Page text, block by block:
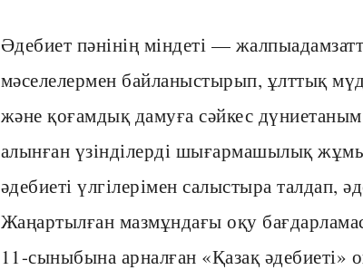
Әдебиет пәнінің міндеті —
мәселелермен байланыстырып, ұлттық
және қоғамдық дамуға сәйкес
алынған үзінділерді шығармашылық
әдебиеті үлгілерімен салыстыра талдап,
Жаңартылған мазмұндағы оқу
11-сыныбына арналған «Қазақ